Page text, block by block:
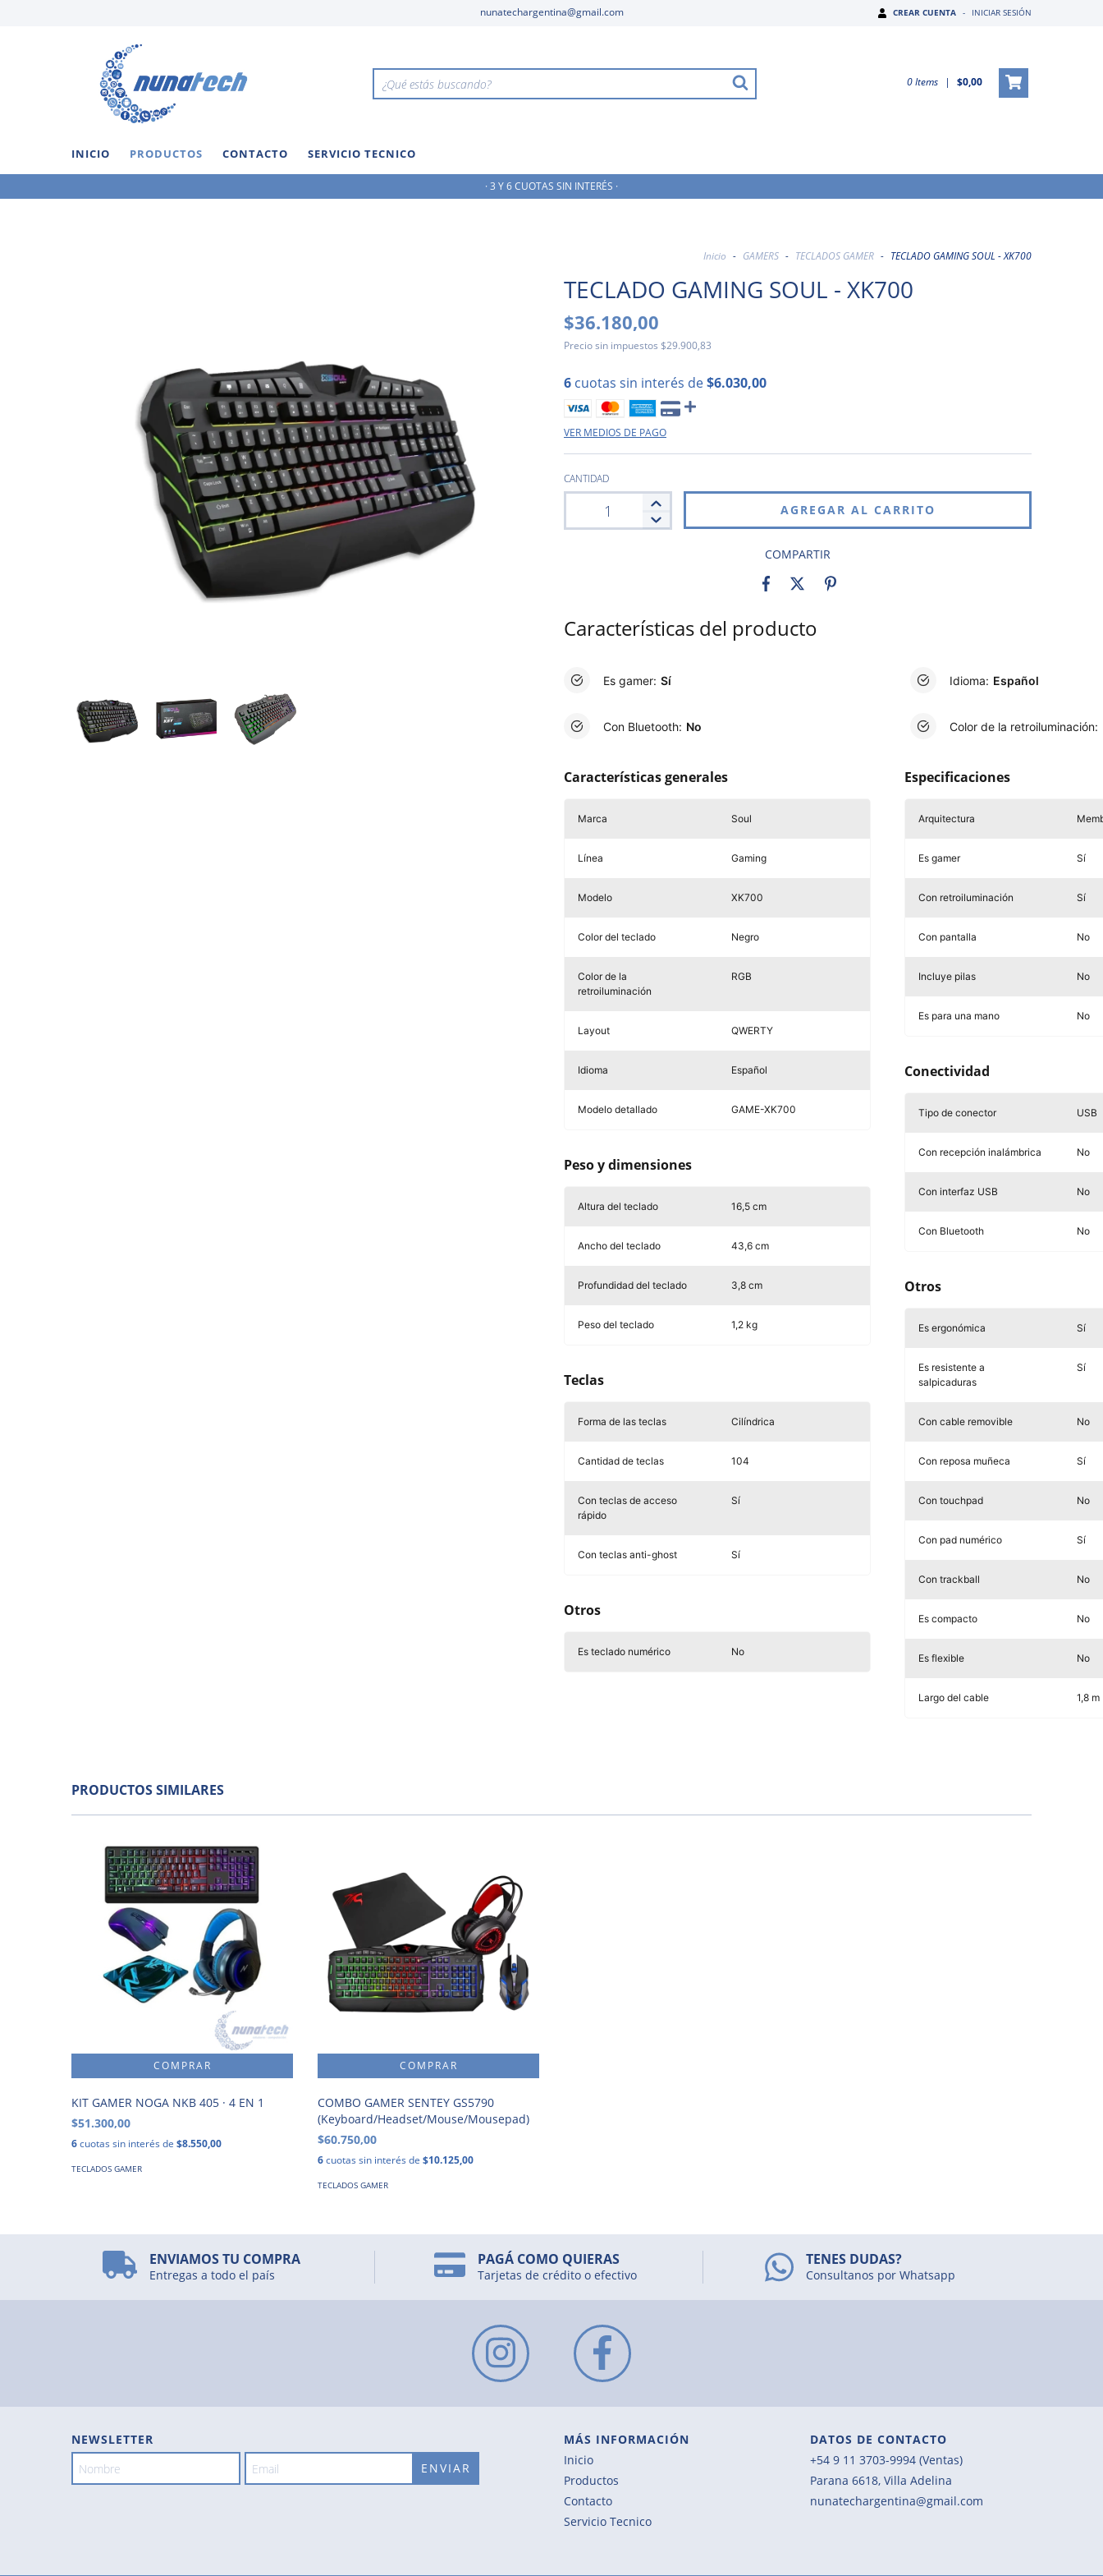
nunatechargentina@gmail.com CREAR CUENTA - INICIAR SESIÓN
0Items | $0,00
INICIO PRODUCTOS CONTACTO SERVICIO TECNICO
· 3 Y 6 CUOTAS SIN INTERÉS ·
Inicio - GAMERS - TECLADOS GAMER - TECLADO GAMING SOUL - XK700
TECLADO GAMING SOUL - XK700
$36.180,00
Precio sin impuestos $29.900,83
6 cuotas sin interés de$6.030,00
VER MEDIOS DE PAGO
CANTIDAD
COMPARTIR
Características del producto
Es gamer: Sí
Con Bluetooth: No
Idioma: Español
Color de la retroiluminación:
Características generales
Marca Soul
Línea Gaming
Modelo XK700
Color del teclado Negro
Color de la
retroiluminación
RGB
Layout QWERTY
Idioma Español
Modelo detallado GAME-XK700
Peso y dimensiones
Altura del teclado 16,5 cm
Ancho del teclado 43,6 cm
Profundidad del teclado 3,8 cm
Peso del teclado 1,2 kg
Teclas
Forma de las teclas Cilíndrica
Cantidad de teclas 104
Con teclas de acceso
rápido
Sí
Con teclas anti-ghost Sí
Otros
Es teclado numérico No
Especificaciones
Arquitectura
Es gamer Sí
Con retroiluminación Sí
Con pantalla No
Incluye pilas No
Es para una mano No
Conectividad
Tipo de conector USB
Con recepción inalámbrica No
Con interfaz USB No
Con Bluetooth No
Otros
Es ergonómica Sí
Es resistente a
salpicaduras
Sí
Con cable removible No
Con reposa muñeca Sí
Con touchpad No
Con pad numérico Sí
Con trackball No
Es compacto No
Es flexible No
Largo del cable 1,8 m
PRODUCTOS SIMILARES
KIT GAMER NOGA NKB 405 · 4 EN 1
$51.300,00
6cuotas sin interés de $8.550,00
TECLADOS GAMER
COMBO GAMER SENTEY GS5790
(Keyboard/Headset/Mouse/Mousepad)
$60.750,00
6cuotas sin interés de $10.125,00
TECLADOS GAMER
ENVIAMOS TU COMPRA
Entregas a todo el país
PAGÁ COMO QUIERAS
Tarjetas de crédito o efectivo
TENES DUDAS?
Consultanos por Whatsapp
NEWSLETTER
MÁS INFORMACIÓN
Inicio
Productos
Contacto
Servicio Tecnico
DATOS DE CONTACTO
+54 9 11 3703-9994 (Ventas)
Parana 6618, Villa Adelina
nunatechargentina@gmail.com